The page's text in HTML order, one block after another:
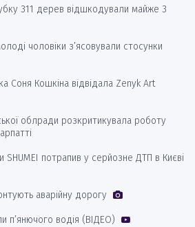
311 дерев відшкодували майже 3
чоловіки з’ясовували стосунки
Соня Кошкіна відвідала Zenyk Art
облради розкритикувала роботу
SHUMEI потрапив у серйозне ДТП в Києві
аварійну дорогу
п’янючого водія (ВІДЕО)